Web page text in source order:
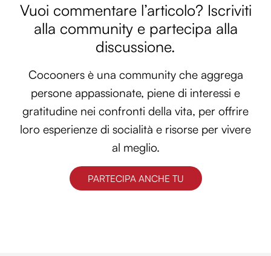
Vuoi commentare l’articolo? Iscriviti
alla community e partecipa alla
discussione.
Cocooners è una community che aggrega
persone appassionate, piene di interessi e
gratitudine nei confronti della vita, per offrire
loro esperienze di socialità e risorse per vivere
al meglio.
PARTECIPA ANCHE TU